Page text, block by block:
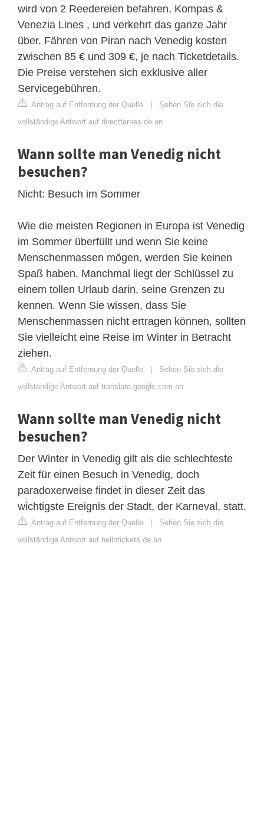
wird von 2 Reedereien befahren, Kompas &
Venezia Lines , und verkehrt das ganze Jahr
über. Fähren von Piran nach Venedig kosten
zwischen 85 € und 309 €, je nach Ticketdetails.
Die Preise verstehen sich exklusive aller
Servicegebühren.
Antrag auf Entfernung der Quelle | Sehen Sie sich die
vollständige Antwort auf directferries.de an
Wann sollte man Venedig nicht
besuchen?
Nicht: Besuch im Sommer
Wie die meisten Regionen in Europa ist Venedig
im Sommer überfüllt und wenn Sie keine
Menschenmassen mögen, werden Sie keinen
Spaß haben. Manchmal liegt der Schlüssel zu
einem tollen Urlaub darin, seine Grenzen zu
kennen. Wenn Sie wissen, dass Sie
Menschenmassen nicht ertragen können, sollten
Sie vielleicht eine Reise im Winter in Betracht
ziehen.
Antrag auf Entfernung der Quelle | Sehen Sie sich die
vollständige Antwort auf translate.google.com an
Wann sollte man Venedig nicht
besuchen?
Der Winter in Venedig gilt als die schlechteste
Zeit für einen Besuch in Venedig, doch
paradoxerweise findet in dieser Zeit das
wichtigste Ereignis der Stadt, der Karneval, statt.
Antrag auf Entfernung der Quelle | Sehen Sie sich die
vollständige Antwort auf hellotickets.de an